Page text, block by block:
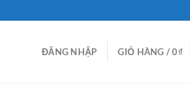
ĐĂNG NHẬP GIỎ HÀNG /0₫